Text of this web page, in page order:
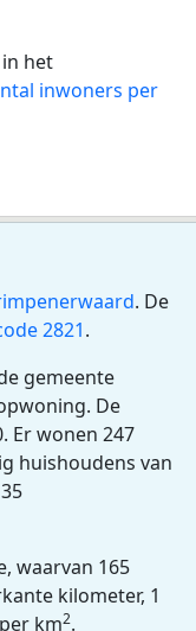
het
inwoners per
. De
2821.
gemeente
De
Er wonen 247
huishoudens van
waarvan 165
kilometer, 1
km2.